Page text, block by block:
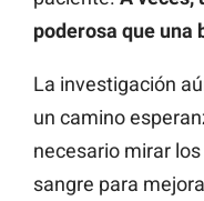
poderosa que una
La investigación
un camino
necesario mirar
sangre para